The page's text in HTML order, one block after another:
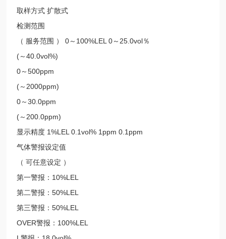
取样方式 扩散式
检测范围
（ 服务范围 ） 0～100%LEL 0～25.0vol％
(～40.0vol%)
0～500ppm
(～2000ppm)
0～30.0ppm
(～200.0ppm)
显示精度 1%LEL 0.1vol% 1ppm 0.1ppm
气体警报设定值
（ 可任意设定 ）
第一警报：10%LEL
第二警报：50%LEL
第三警报：50%LEL
OVER警报：100%LEL